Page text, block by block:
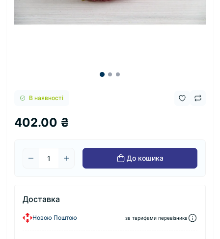
В наявності
402.00 ₴
До кошика
Доставка
Новою Поштою за тарифами перевізника